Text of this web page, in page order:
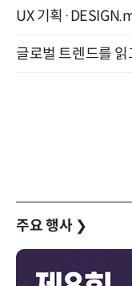
주요 행사 ❯